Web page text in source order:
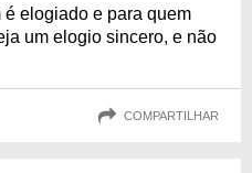
é elogiado e para quem
um elogio sincero, e não
COMPARTILHAR